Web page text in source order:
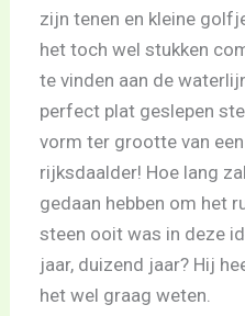
zijn tenen en kleine
het toch wel stukken
te vinden aan de
perfect plat geslepen
vorm ter grootte van
rijksdaalder! Hoe lang
gedaan hebben om het
steen ooit was in deze
jaar, duizend jaar? Hij
het wel graag weten.